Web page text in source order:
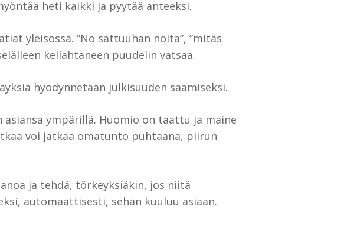
heti kaikki ja pyytää anteeksi.
yleisössä. ”No sattuuhan noita”, ”mitäs
kellahtaneen puudelin vatsaa.
hyödynnetään julkisuuden saamiseksi.
ympärillä. Huomio on taattu ja maine
voi jatkaa omatunto puhtaana, piirun
ja tehdä, törkeyksiäkin, jos niitä
automaattisesti, sehän kuuluu asiaan.